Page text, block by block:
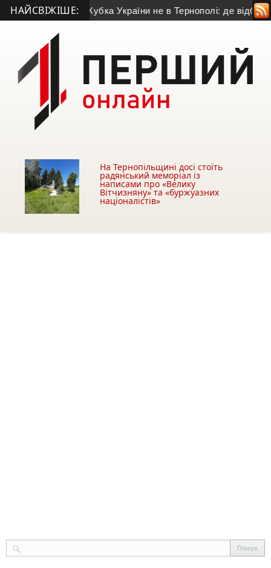
НАЙСВІЖІШЕ:
матч Кубка України не в Тернополі: де відбудеться
На Тернопільщині досі стоїть
радянський меморіал із
написами про «Велику
Вітчизняну» та «буржуазних
націоналістів»